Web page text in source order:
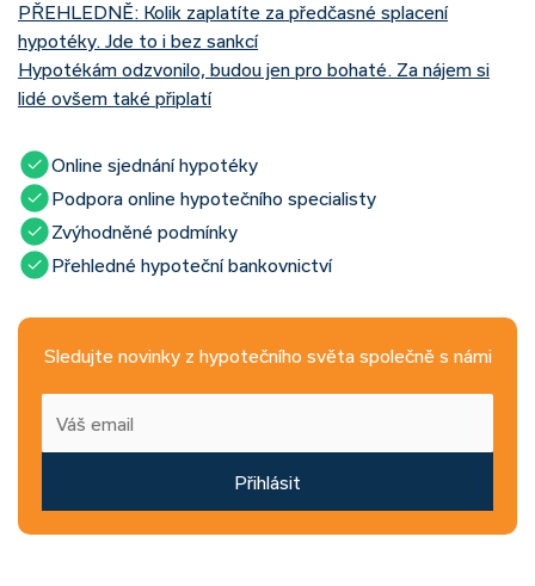
PŘEHLEDNĚ: Kolik zaplatíte za předčasné splacení
hypotéky. Jde to i bez sankcí
Hypotékám odzvonilo, budou jen pro bohaté. Za nájem si
lidé ovšem také připlatí
Online sjednání hypotéky
Podpora online hypotečního specialisty
Zvýhodněné podmínky
Přehledné hypoteční bankovnictví
Sledujte novinky z hypotečního světa společně s námi
Přihlásit